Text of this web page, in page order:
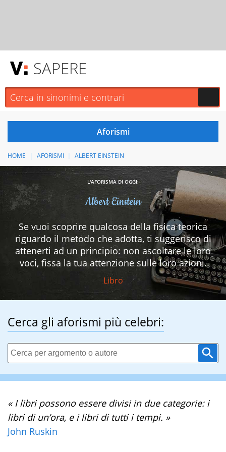
SAPERE
HOME AFORISMI ALBERT EINSTEIN
L'AFORISMA DI OGGI:
Albert Einstein
Se vuoi scoprire qualcosa della fisica teorica
riguardo il metodo che adotta, ti suggerisco di
attenerti ad un principio: non ascoltare le loro
voci, fissa la tua attenzione sulle loro azioni.
Libro
Cerca gli aforismi più celebri:
« I libri possono essere divisi in due categorie: i
libri di un’ora, e i libri di tutti i tempi. »
John Ruskin